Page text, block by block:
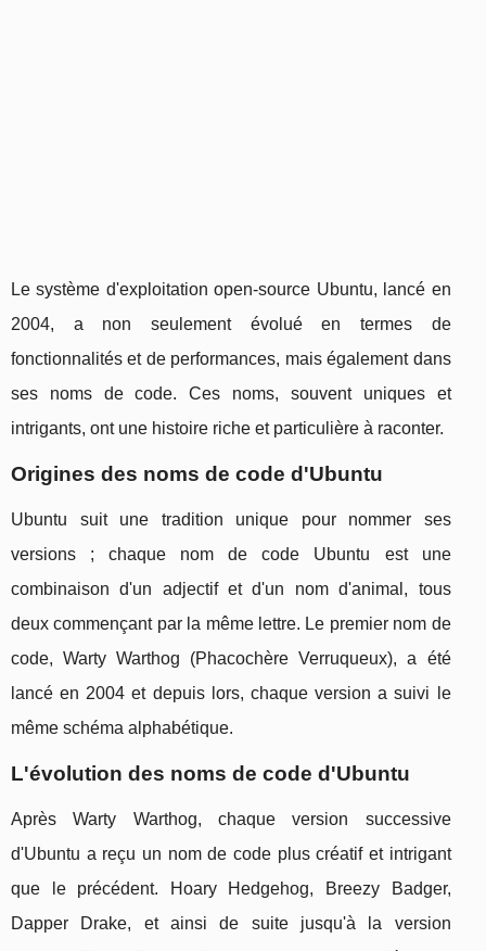
Le système d'exploitation open-source Ubuntu, lancé en
2004, a non seulement évolué en termes de
fonctionnalités et de performances, mais également dans
ses noms de code. Ces noms, souvent uniques et
intrigants, ont une histoire riche et particulière à raconter.
Origines des noms de code d'Ubuntu
Ubuntu suit une tradition unique pour nommer ses
versions ; chaque nom de code Ubuntu est une
combinaison d'un adjectif et d'un nom d'animal, tous
deux commençant par la même lettre. Le premier nom de
code, Warty Warthog (Phacochère Verruqueux), a été
lancé en 2004 et depuis lors, chaque version a suivi le
même schéma alphabétique.
L'évolution des noms de code d'Ubuntu
Après Warty Warthog, chaque version successive
d'Ubuntu a reçu un nom de code plus créatif et intrigant
que le précédent. Hoary Hedgehog, Breezy Badger,
Dapper Drake, et ainsi de suite jusqu'à la version